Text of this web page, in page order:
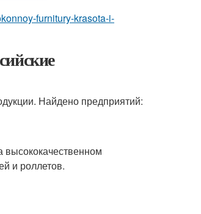
furnitury-krasota-i-
Найдено предприятий:
и роллетов.